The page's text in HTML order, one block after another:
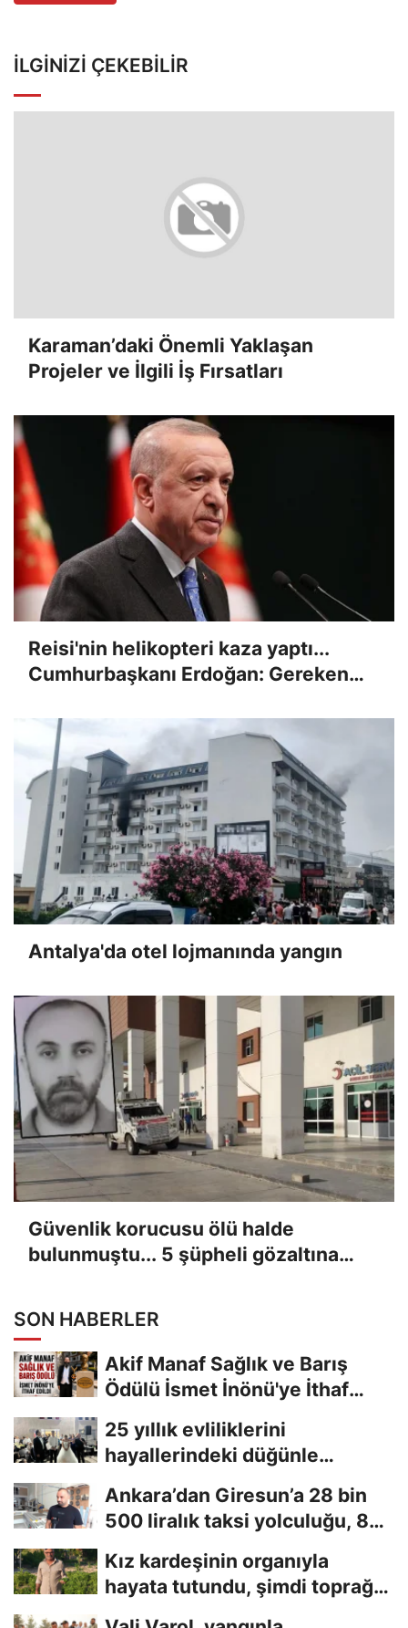
İLGINIZI ÇEKEBILIR
Karaman’daki Önemli Yaklaşan
Projeler ve İlgili İş Fırsatları
Reisi'nin helikopteri kaza yaptı...
Cumhurbaşkanı Erdoğan: Gereken
Antalya'da otel lojmanında yangın
Güvenlik korucusu ölü halde
bulunmuştu... 5 şüpheli gözaltına
SON HABERLER
Akif Manaf Sağlık ve Barış
Ödülü İsmet İnönü'ye İthaf
25 yıllık evliliklerini
hayallerindeki düğünle
Ankara’dan Giresun’a 28 bin
500 liralık taksi yolculuğu, 8
Kız kardeşinin organıyla
hayata tutundu, şimdi toprağa